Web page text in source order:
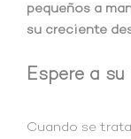
pequeños a
su creciente
Espere a su
Cuando se